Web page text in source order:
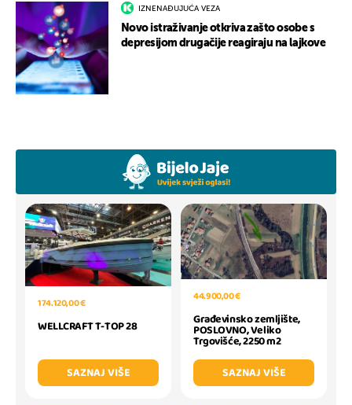
IZNENAĐUJUĆA VEZA
Novo istraživanje otkriva zašto osobe s
depresijom drugačije reagiraju na lajkove
174.120,00 €
WELLCRAFT T-TOP 28
SAZNAJ VIŠE
44.900,00 €
Građevinsko zemljište,
POSLOVNO, Veliko
Trgovišće, 2250 m2
SAZNAJ VIŠE